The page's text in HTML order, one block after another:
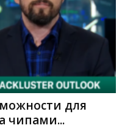
для
чипами...